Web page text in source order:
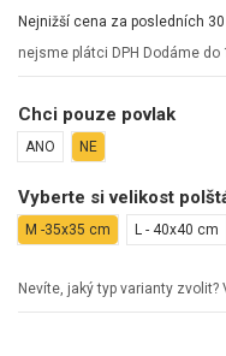
Nejnižší cena za posledních
nejsme plátci DPH Dodáme do
Chci pouze povlak
ANO NE
Vyberte si velikost
M -35x35 cm L - 40x40 cm
Nevíte, jaký typ varianty